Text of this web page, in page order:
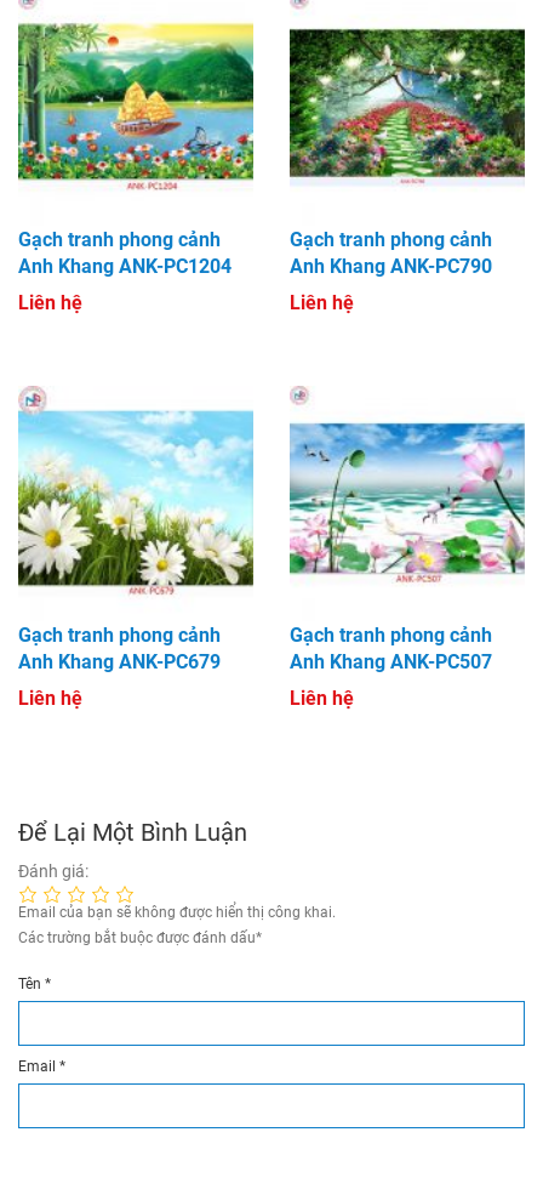
Gạch tranh phong cảnh
Anh Khang ANK-PC1204
Liên hệ
Gạch tranh phong cảnh
Anh Khang ANK-PC790
Liên hệ
Gạch tranh phong cảnh
Anh Khang ANK-PC679
Liên hệ
Gạch tranh phong cảnh
Anh Khang ANK-PC507
Liên hệ
Để Lại Một Bình Luận
Đánh giá:
Email của bạn sẽ không được hiển thị công khai.
Các trường bắt buộc được đánh dấu*
Tên *
Email *